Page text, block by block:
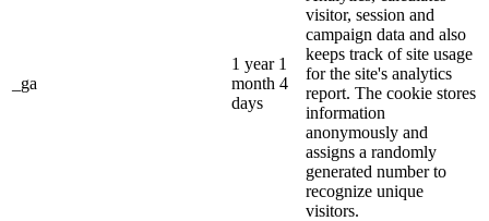
_ga
1 year 1
month 4
days
visitor, session and
campaign data and also
keeps track of site usage
for the site's analytics
report. The cookie stores
information
anonymously and
assigns a randomly
generated number to
recognize unique
visitors.